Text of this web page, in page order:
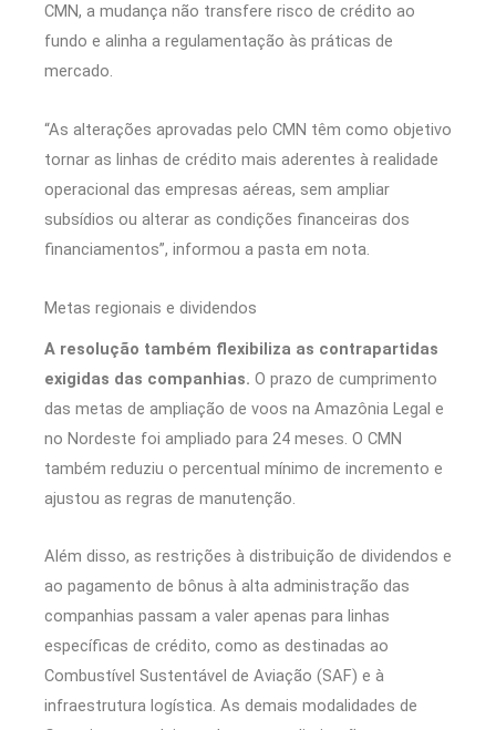
CMN, a mudança não transfere risco de crédito ao
fundo e alinha a regulamentação às práticas de
mercado.
“As alterações aprovadas pelo CMN têm como objetivo
tornar as linhas de crédito mais aderentes à realidade
operacional das empresas aéreas, sem ampliar
subsídios ou alterar as condições financeiras dos
financiamentos”, informou a pasta em nota.
Metas regionais e dividendos
A resolução também flexibiliza as contrapartidas
exigidas das companhias. O prazo de cumprimento
das metas de ampliação de voos na Amazônia Legal e
no Nordeste foi ampliado para 24 meses. O CMN
também reduziu o percentual mínimo de incremento e
ajustou as regras de manutenção.
Além disso, as restrições à distribuição de dividendos e
ao pagamento de bônus à alta administração das
companhias passam a valer apenas para linhas
específicas de crédito, como as destinadas ao
Combustível Sustentável de Aviação (SAF) e à
infraestrutura logística. As demais modalidades de